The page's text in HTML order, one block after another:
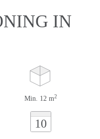
IN
Min. 12 m2
10